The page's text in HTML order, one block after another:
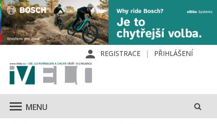
REGISTRACE PŘIHLÁŠENÍ
MENU